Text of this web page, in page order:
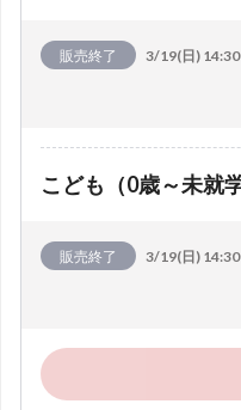
販売終了 3/19(日)
こども（0歳～未就学
販売終了 3/19(日)